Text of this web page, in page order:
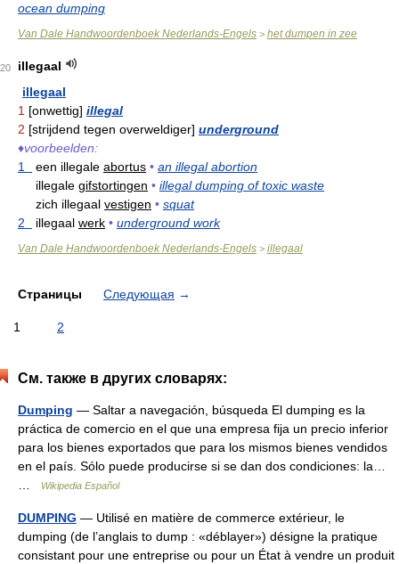
ocean dumping
Van Dale Handwoordenboek Nederlands-Engels > het dumpen in zee
20
illegaal
illegaal
1 [onwettig] illegal
2 [strijdend tegen overweldiger] underground
♦voorbeelden:
1
een illegale abortus • an illegal abortion
illegale gifstortingen • illegal dumping of toxic waste
zich illegaal vestigen • squat
2
illegaal werk • underground work
Van Dale Handwoordenboek Nederlands-Engels > illegaal
Страницы Следующая →
1 2
См. также в других словарях:
Dumping — Saltar a navegación, búsqueda El dumping es la
práctica de comercio en el que una empresa fija un precio inferior
para los bienes exportados que para los mismos bienes vendidos
en el país. Sólo puede producirse si se dan dos condiciones: la…
…
Wikipedia Español
DUMPING — Utilisé en matière de commerce extérieur, le
dumping (de l’anglais to dump : «déblayer») désigne la pratique
consistant pour une entreprise ou pour un État à vendre un produit